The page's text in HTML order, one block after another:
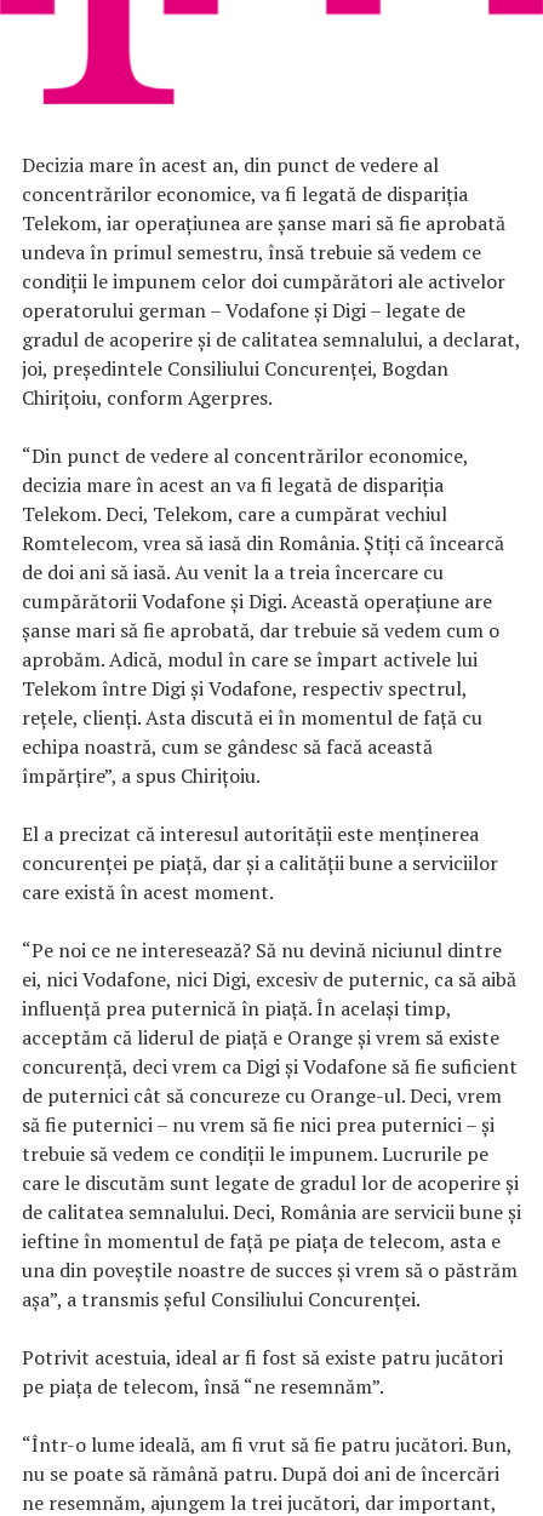
Decizia mare în acest an, din punct de vedere al
concentrărilor economice, va fi legată de dispariţia
Telekom, iar operaţiunea are şanse mari să fie aprobată
undeva în primul semestru, însă trebuie să vedem ce
condiţii le impunem celor doi cumpărători ale activelor
operatorului german – Vodafone şi Digi – legate de
gradul de acoperire şi de calitatea semnalului, a declarat,
joi, preşedintele Consiliului Concurenţei, Bogdan
Chiriţoiu, conform Agerpres.
“Din punct de vedere al concentrărilor economice,
decizia mare în acest an va fi legată de dispariţia
Telekom. Deci, Telekom, care a cumpărat vechiul
Romtelecom, vrea să iasă din România. Ştiţi că încearcă
de doi ani să iasă. Au venit la a treia încercare cu
cumpărătorii Vodafone şi Digi. Această operaţiune are
şanse mari să fie aprobată, dar trebuie să vedem cum o
aprobăm. Adică, modul în care se împart activele lui
Telekom între Digi şi Vodafone, respectiv spectrul,
reţele, clienţi. Asta discută ei în momentul de faţă cu
echipa noastră, cum se gândesc să facă această
împărţire”, a spus Chiriţoiu.
El a precizat că interesul autorităţii este menţinerea
concurenţei pe piaţă, dar şi a calităţii bune a serviciilor
care există în acest moment.
“Pe noi ce ne interesează? Să nu devină niciunul dintre
ei, nici Vodafone, nici Digi, excesiv de puternic, ca să aibă
influenţă prea puternică în piaţă. În acelaşi timp,
acceptăm că liderul de piaţă e Orange şi vrem să existe
concurenţă, deci vrem ca Digi şi Vodafone să fie suficient
de puternici cât să concureze cu Orange-ul. Deci, vrem
să fie puternici – nu vrem să fie nici prea puternici – şi
trebuie să vedem ce condiţii le impunem. Lucrurile pe
care le discutăm sunt legate de gradul lor de acoperire şi
de calitatea semnalului. Deci, România are servicii bune şi
ieftine în momentul de faţă pe piaţa de telecom, asta e
una din poveştile noastre de succes şi vrem să o păstrăm
aşa”, a transmis şeful Consiliului Concurenţei.
Potrivit acestuia, ideal ar fi fost să existe patru jucători
pe piaţa de telecom, însă “ne resemnăm”.
“Într-o lume ideală, am fi vrut să fie patru jucători. Bun,
nu se poate să rămână patru. După doi ani de încercări
ne resemnăm, ajungem la trei jucători, dar important,